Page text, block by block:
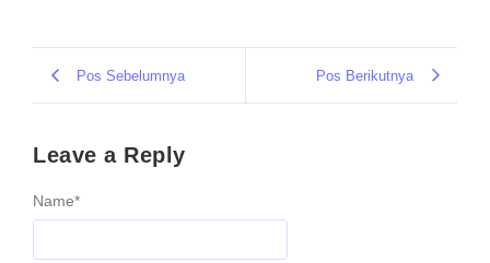
Pos Sebelumnya Pos Berikutnya
Leave a Reply
Name*